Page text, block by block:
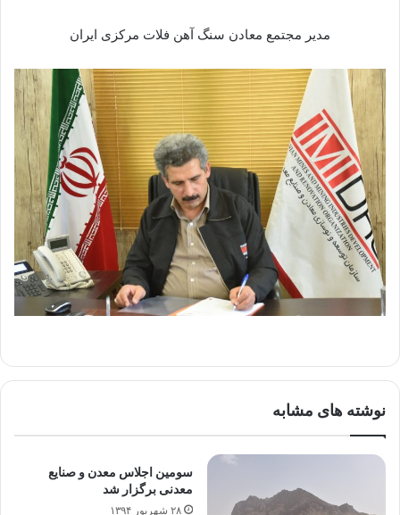
مدیر مجتمع معادن سنگ آهن فلات مرکزی ایران
نوشته های مشابه
سومین اجلاس معدن و صنایع
معدنی برگزار شد
۲۸ شهریور ۱۳۹۴